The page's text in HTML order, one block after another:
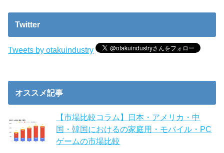
Twitter
Tweets by otakuindustry
オススメ記事
【市場比較コラム】日本・アメリカ・中
国・韓国におけるの家庭用・モバイル・PC
ゲームの市場比較